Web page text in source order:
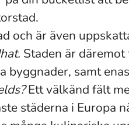
och är även
Staden är
byggnader, samt
Ett välkänd fält
städerna i Europa